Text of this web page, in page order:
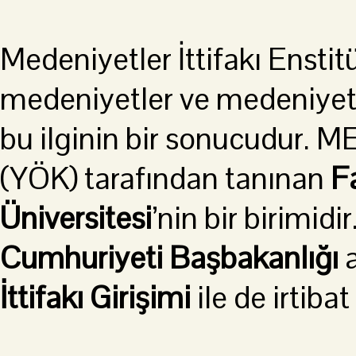
Medeniyetler İttifakı
medeniyetler ve
bu ilginin bir sonucudur.
(YÖK) tarafından tanınan
Üniversitesi’nin bir
Cumhuriyeti Başbakanlığı
İttifakı Girişimi ile de